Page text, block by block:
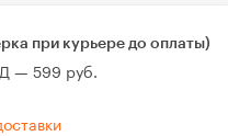
при курьере до оплаты)
— 599 руб.